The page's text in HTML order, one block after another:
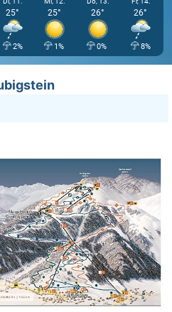
25°
2%
25°
1%
26°
0%
26°
8%